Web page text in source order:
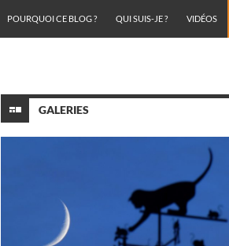
POURQUOI CE BLOG ?
QUI SUIS-JE ? VIDÉOS
GALERIES